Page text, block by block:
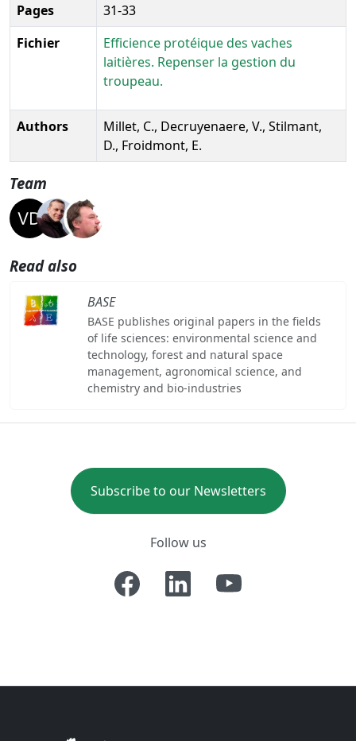
Pages
31-33
Fichier
Efficience protéique des vaches
laitières. Repenser la gestion du
troupeau.
Authors
Millet, C., Decruyenaere, V., Stilmant,
D., Froidmont, E.
Team
Read also
BASE
BASE publishes original papers in the fields
of life sciences: environmental science and
technology, forest and natural space
management, agronomical science, and
chemistry and bio-industries
Subscribe to our Newsletters
Follow us